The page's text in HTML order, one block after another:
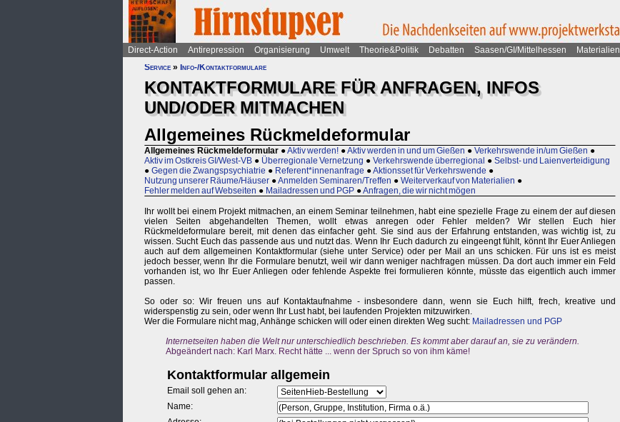
Direct-Action Antirepression Organisierung Umwelt Theorie&Politik Debatten Saasen/GI/Mittelhessen Materialien
Service » Info-/Kontaktformulare
KONTAKTFORMULARE FÜR ANFRAGEN, INFOS
UND/ODER MITMACHEN
Allgemeines Rückmeldeformular
Allgemeines Rückmeldeformular ●Aktiv werden! ●Aktiv werden in und um Gießen ● Verkehrswende in/um Gießen ●
Aktiv im Ostkreis GI/West-VB ● Überregionale Vernetzung ● Verkehrswende überregional ● Selbst- und Laienverteidigung
● Gegen die Zwangspsychiatrie ● Referent*innenanfrage ●Aktionsset für Verkehrswende ●
Nutzung unserer Räume/Häuser ●Anmelden Seminaren/Treffen ● Weiterverkauf von Materialien ●
Fehler melden auf Webseiten ● Mailadressen und PGP ●Anfragen, die wir nicht mögen
Ihr wollt bei einem Projekt mitmachen, an einem Seminar teilnehmen, habt eine spezielle Frage zu einem der auf diesen
vielen Seiten abgehandelten Themen, wollt etwas anregen oder Fehler melden? Wir stellen Euch hier
Rückmeldeformulare bereit, mit denen das einfacher geht. Sie sind aus der Erfahrung entstanden, was wichtig ist, zu
wissen. Sucht Euch das passende aus und nutzt das. Wenn Ihr Euch dadurch zu eingeengt fühlt, könnt Ihr Euer Anliegen
auch auf dem allgemeinen Kontaktformular (siehe unter Service) oder per Mail an uns schicken. Für uns ist es meist
jedoch besser, wenn Ihr die Formulare benutzt, weil wir dann weniger nachfragen müssen. Da dort auch immer ein Feld
vorhanden ist, wo Ihr Euer Anliegen oder fehlende Aspekte frei formulieren könnte, müsste das eigentlich auch immer
passen.
So oder so: Wir freuen uns auf Kontaktaufnahme - insbesondere dann, wenn sie Euch hilft, frech, kreative und
widerspenstig zu sein, oder wenn Ihr Lust habt, bei laufenden Projekten mitzuwirken.
Wer die Formulare nicht mag, Anhänge schicken will oder einen direkten Weg sucht: Mailadressen und PGP
Internetseiten haben die Welt nur unterschiedlich beschrieben. Es kommt aber darauf an, sie zu verändern.
Abgeändert nach: Karl Marx. Recht hätte ... wenn der Spruch so von ihm käme!